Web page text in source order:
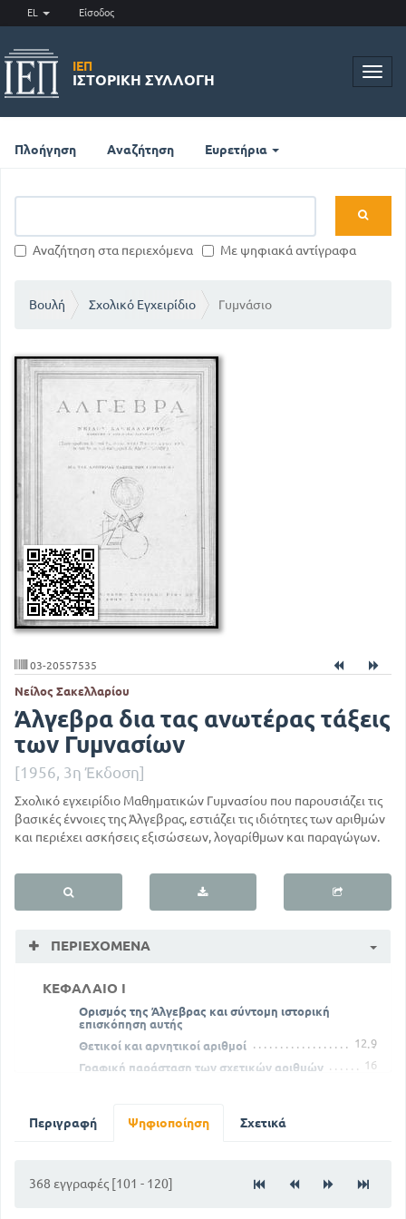
EL Είσοδος
ΙΕΠ
ΙΣΤΟΡΙΚΉ ΣΥΛΛΟΓΉ
Πλοήγηση Αναζήτηση Ευρετήρια
Αναζήτηση στα περιεχόμενα Με ψηφιακά αντίγραφα
Βουλή Σχολικό Εγχειρίδιο Γυμνάσιο
03-20557535
Νείλος Σακελλαρίου
Άλγεβρα δια τας ανωτέρας τάξεις
των Γυμνασίων
[1956, 3η Έκδοση]
Σχολικό εγχειρίδιο Μαθηματικών Γυμνασίου που παρουσιάζει τις
βασικές έννοιες της Άλγεβρας, εστιάζει τις ιδιότητες των αριθμών
και περιέχει ασκήσεις εξισώσεων, λογαρίθμων και παραγώγων.
ΠΕΡΙΕΧΌΜΕΝΑ
ΚΕΦΑΛΑΙΟ I
Ορισμός της Άλγεβρας και σύντομη ιστορική
επισκόπηση αυτής
9
Θετικοί και αρνητικοί αριθμοί
12
Γραφική παράσταση των σχετικών αριθμών
16
Ιδιότητες της πρόσθεσης
Αφαίρεση
Περιγραφή Ψηφιοποίηση Σχετικά
368 εγγραφές [101 - 120]